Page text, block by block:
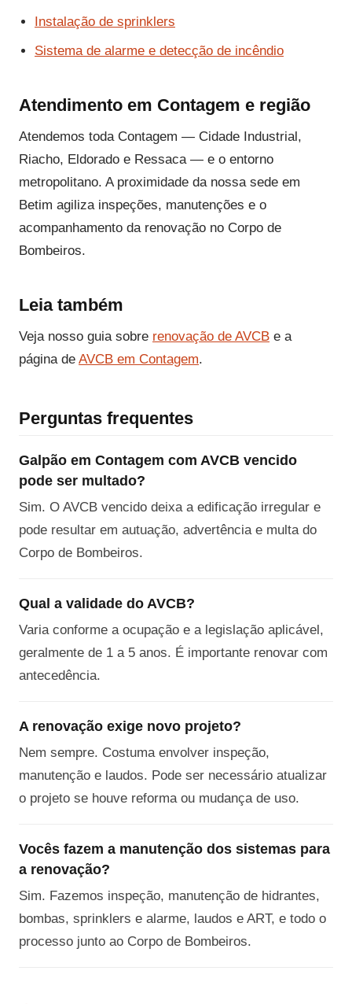
Instalação de sprinklers
Sistema de alarme e detecção de incêndio
Atendimento em Contagem e região
Atendemos toda Contagem — Cidade Industrial,
Riacho, Eldorado e Ressaca — e o entorno
metropolitano. A proximidade da nossa sede em
Betim agiliza inspeções, manutenções e o
acompanhamento da renovação no Corpo de
Bombeiros.
Leia também
Veja nosso guia sobre renovação de AVCB e a
página de AVCB em Contagem.
Perguntas frequentes
Galpão em Contagem com AVCB vencido
pode ser multado?
Sim. O AVCB vencido deixa a edificação irregular e
pode resultar em autuação, advertência e multa do
Corpo de Bombeiros.
Qual a validade do AVCB?
Varia conforme a ocupação e a legislação aplicável,
geralmente de 1 a 5 anos. É importante renovar com
antecedência.
A renovação exige novo projeto?
Nem sempre. Costuma envolver inspeção,
manutenção e laudos. Pode ser necessário atualizar
o projeto se houve reforma ou mudança de uso.
Vocês fazem a manutenção dos sistemas para
a renovação?
Sim. Fazemos inspeção, manutenção de hidrantes,
bombas, sprinklers e alarme, laudos e ART, e todo o
processo junto ao Corpo de Bombeiros.